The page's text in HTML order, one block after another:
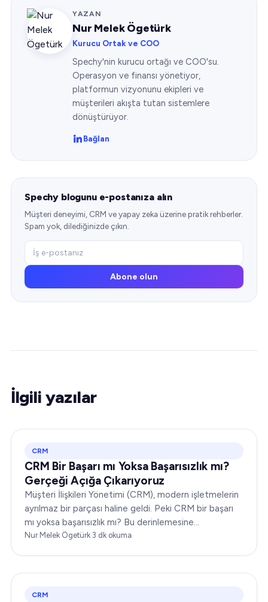
YAZAN
Nur Melek Ögetürk
Kurucu Ortak ve COO
Spechy'nin kurucu ortağı ve COO'su.
Operasyon ve finansı yönetiyor,
platformun vizyonunu ekipleri ve
müşterileri akışta tutan sistemlere
dönüştürüyor.
Bağlan
Spechy blogunu e-postanıza alın
Müşteri deneyimi, CRM ve yapay zeka üzerine pratik rehberler.
Spam yok, dilediğinizde çıkın.
Abone olun
İlgili yazılar
CRM
CRM Bir Başarı mı Yoksa Başarısızlık mı?
Gerçeği Açığa Çıkarıyoruz
Müşteri İlişkileri Yönetimi (CRM), modern işletmelerin
ayrılmaz bir parçası haline geldi. Peki CRM bir başarı
mı yoksa başarısızlık mı? Bu derinlemesine
incelemede, size kapsamlı bir bakış açısı sunmak için
Nur Melek Ögetürk·3 dk okuma
CRM